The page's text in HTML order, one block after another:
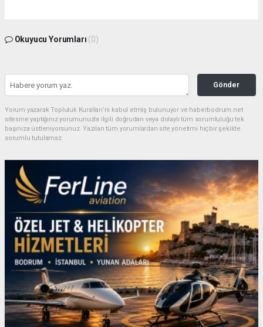
Okuyucu Yorumları (0)
Gönder
Yorum yazarak Topluluk Kuralları’nı kabul etmiş bulunuyor ve haberbodrum.net
sitesine yaptığınız yorumunuzla ilgili doğrudan veya dolaylı tüm sorumluluğu tek
başınıza üstleniyorsunuz. Yazılan tüm yorumlardan site yönetimi hiçbir şekilde
sorumlu tutulamaz.